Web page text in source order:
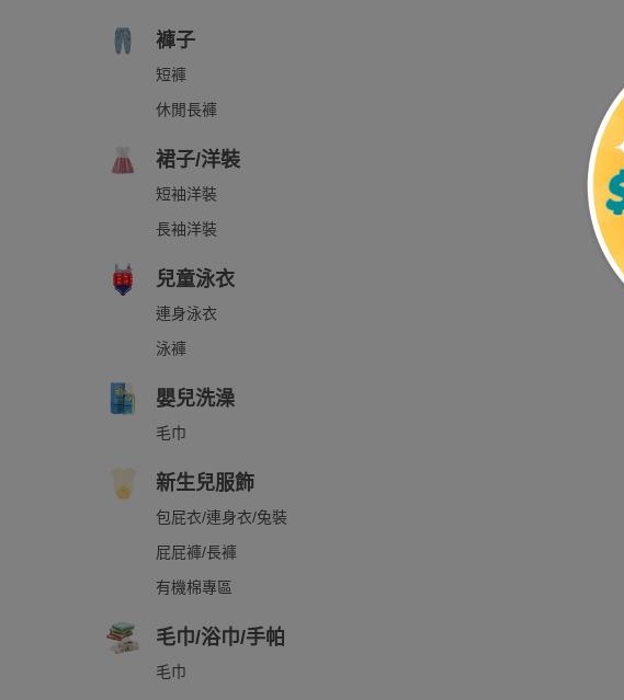
褲子
短褲
休閒長褲
裙子/洋裝
短袖洋裝
長袖洋裝
兒童泳衣
連身泳衣
泳褲
嬰兒洗澡
毛巾
新生兒服飾
包屁衣/連身衣/兔裝
屁屁褲/長褲
有機棉專區
毛巾/浴巾/手帕
毛巾